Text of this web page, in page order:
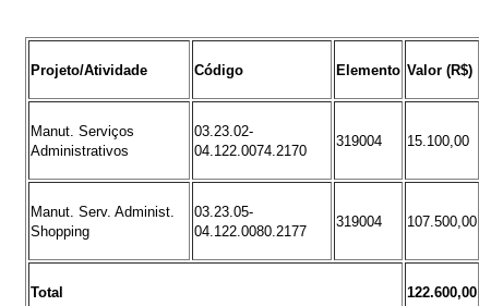
Projeto/Atividade Código Elemento Valor (R$)
Manut. Serviços
Administrativos
03.23.02-
04.122.0074.2170
319004 15.100,00
Manut. Serv. Administ.
Shopping
03.23.05-
04.122.0080.2177
319004 107.500,00
Total 122.600,00